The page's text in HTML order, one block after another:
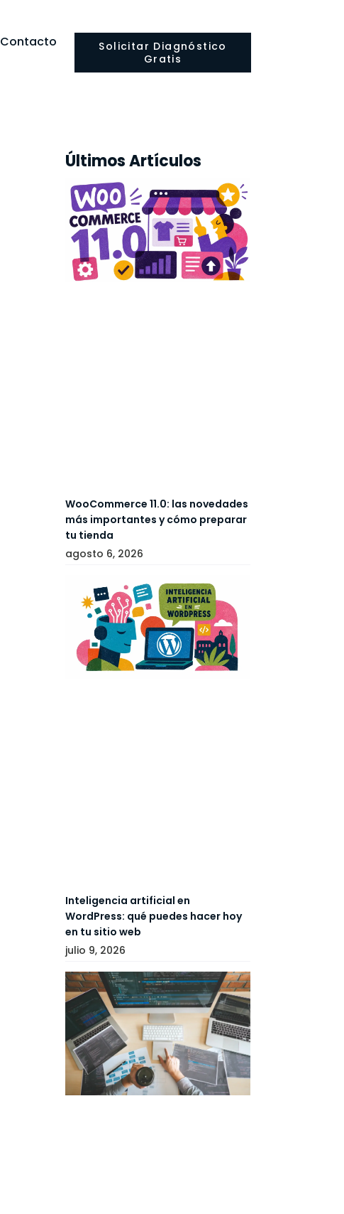
Contacto
Solicitar Diagnóstico
Gratis
Últimos Artículos
WooCommerce 11.0: las novedades
más importantes y cómo preparar
tu tienda
agosto 6, 2026
Inteligencia artificial en
WordPress: qué puedes hacer hoy
en tu sitio web
julio 9, 2026